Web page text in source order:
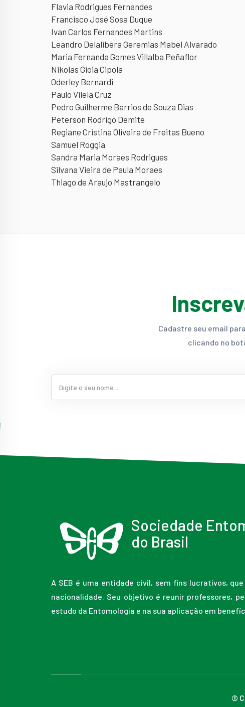
Flavia Rodrigues Fernandes
Francisco José Sosa Duque
Ivan Carlos Fernandes Martins
Leandro Delalibera Geremias Mabel Alvarado
Maria Fernanda Gomes Villalba Peñaflor
Nikolas Gioia Cipola
Oderley Bernardi
Paulo Vilela Cruz
Pedro Guilherme Barrios de Souza Dias
Peterson Rodrigo Demite
Regiane Cristina Oliveira de Freitas Bueno
Samuel Roggia
Sandra Maria Moraes Rodrigues
Silvana Vieira de Paula Moraes
Thiago de Araujo Mastrangelo
Cadastre seu email
clicando no
Sociedade
do Brasil
A SEB é uma entidade civil, sem fins lucrativos,
nacionalidade. Seu objetivo é reunir professores,
estudo da Entomologia e na sua aplicação em
©